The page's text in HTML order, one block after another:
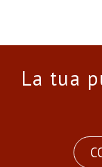
La tua